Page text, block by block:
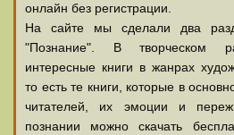
онлайн без регистрации.
На сайте мы сделали два
"Познание". В творческом
интересные книги в жанрах
то есть те книги, которые в
читателей, их эмоции и
познании можно скачать